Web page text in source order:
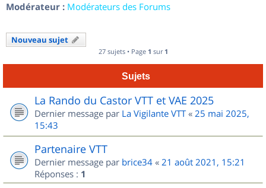
Modérateur : Modérateurs des Forums
Nouveau sujet
27 sujets • Page 1 sur 1
Sujets
La Rando du Castor VTT et VAE 2025
Dernier message par La Vigilante VTT« 25 mai 2025,
15:43
Partenaire VTT
Dernier message par brice34 « 21 août 2021, 15:21
Réponses : 1